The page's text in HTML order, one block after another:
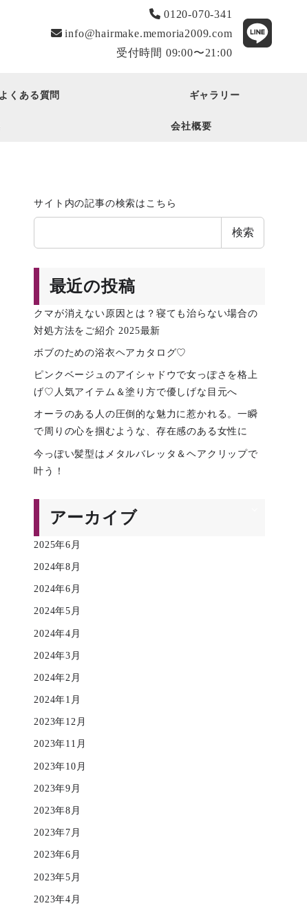
0120-070-341
info@hairmake.memoria2009.com
受付時間 09:00〜21:00
よくある質問 ギャラリー
会社概要
サイト内の記事の検索はこちら
検索
最近の投稿
クマが消えない原因とは？寝ても治らない場合の
対処方法をご紹介 2025最新
ボブのための浴衣ヘアカタログ♡
ピンクベージュのアイシャドウで女っぽさを格上
げ♡人気アイテム＆塗り方で優しげな目元へ
オーラのある人の圧倒的な魅力に惹かれる。一瞬
で周りの心を掴むような、存在感のある女性に
今っぽい髪型はメタルバレッタ＆ヘアクリップで
叶う！
アーカイブ
2025年6月
2024年8月
2024年6月
2024年5月
2024年4月
2024年3月
2024年2月
2024年1月
2023年12月
2023年11月
2023年10月
2023年9月
2023年8月
2023年7月
2023年6月
2023年5月
2023年4月